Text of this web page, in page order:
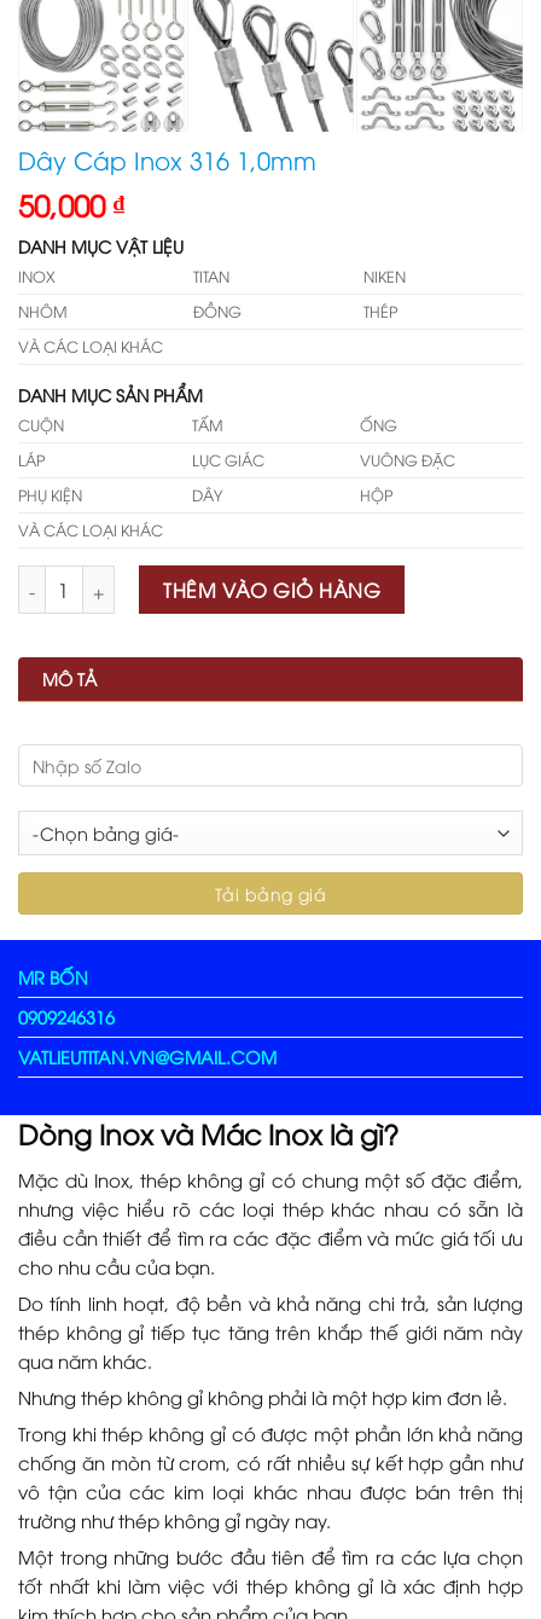
Dây Cáp Inox 316 1,0mm
50,000 ₫
DANH MỤC VẬT LIỆU
INOX TITAN
NIKEN
NHÔM
ĐỒNG
THÉP
VÀ CÁC LOẠI KHÁC
DANH MỤC SẢN PHẨM
CUỘN TẤM
ỐNG
LÁP
LỤC GIÁC
VUÔNG ĐẶC
PHỤ KIỆN
DÂY
HỘP
VÀ CÁC LOẠI KHÁC
Số lượng THÊM VÀO GIỎ HÀNG
MÔ TẢ
MR BỐN
0909246316
VATLIEUTITAN.VN@GMAIL.COM
Dòng Inox và Mác Inox là gì?
Mặc dù Inox, thép không gỉ có chung một số đặc điểm,
nhưng việc hiểu rõ các loại thép khác nhau có sẵn là
điều cần thiết để tìm ra các đặc điểm và mức giá tối ưu
cho nhu cầu của bạn.
Do tính linh hoạt, độ bền và khả năng chi trả, sản lượng
thép không gỉ tiếp tục tăng trên khắp thế giới năm này
qua năm khác.
Nhưng thép không gỉ không phải là một hợp kim đơn lẻ.
Trong khi thép không gỉ có được một phần lớn khả năng
chống ăn mòn từ crom, có rất nhiều sự kết hợp gần như
vô tận của các kim loại khác nhau được bán trên thị
trường như thép không gỉ ngày nay.
Một trong những bước đầu tiên để tìm ra các lựa chọn
tốt nhất khi làm việc với thép không gỉ là xác định hợp
kim thích hợp cho sản phẩm của bạn.